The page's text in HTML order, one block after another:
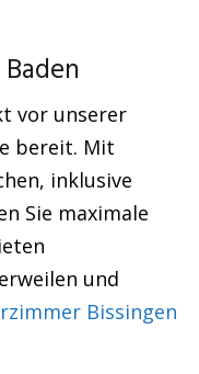
vor unserer
bereit. Mit
inklusive
Sie maximale
und
Bissingen